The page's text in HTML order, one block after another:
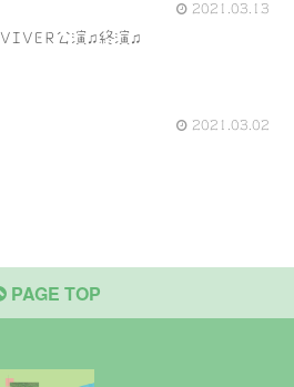
2021.03.13
公演♫終演♫
2021.03.02
PAGE TOP